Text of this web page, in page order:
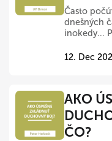
Často
dnešných
inokedy...
12. Dec
AKO
ČO?